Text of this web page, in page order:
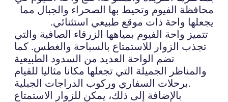
محافظة الفيوم وتحيط بها الصحراء والجبال مما
يجعلها واحة ذات موقع طبيعي استثنائي.
تتميز واحة الفيوم بمياهها الزرقاء الصافية والتي
تجذب الزوار للاستمتاع بالسباحة والغطس. كما
تضم الواحة العديد من السدود الطبيعية
والمناظر الجميلة التي تجعلها مكانا مثاليا للقيام
برحلات السفاري وركوب الدراجات الجبلية.
بالإضافة إلى ذلك، يمكن للزوار الاستمتاع